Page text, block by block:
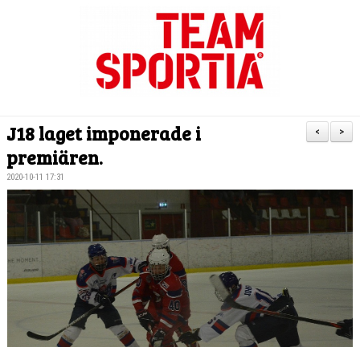
BEMANNING 2025/26
MATCHER
BILDGALLERI
KONTAKT
>
<
J18 laget imponerade i
premiären.
2020-10-11 17:31